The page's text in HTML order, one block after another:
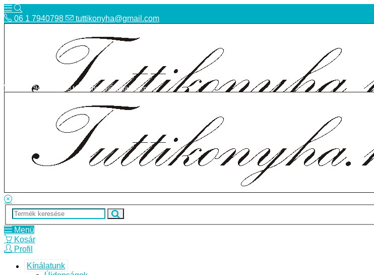
06 1 7940798 tuttikonyha@gmail.com
Bolt
ÁSZF
06 1 7940798 tuttikonyha@gmail.com
Menü
Kosár
Profil
Kínálatunk